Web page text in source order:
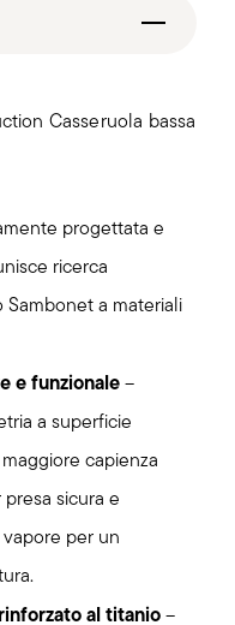
Casseruola bassa
progettata e
ricerca
a materiali
e funzionale–
a superficie
capienza
sicura e
per un
al titanio–